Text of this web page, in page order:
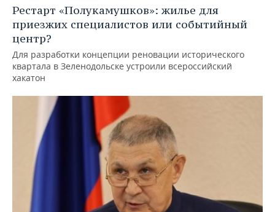
Рестарт «Полукамушков»: жилье для
приезжих специалистов или событийный
центр?
Для разработки концепции реновации исторического
квартала в Зеленодольске устроили всероссийский
хакатон